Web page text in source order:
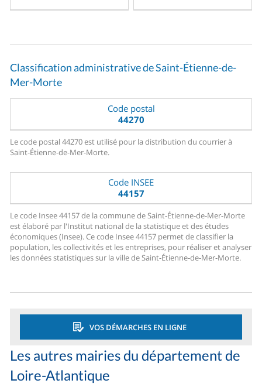
Classification administrative de Saint-Étienne-de-
Mer-Morte
Code postal
44270
Le code postal 44270 est utilisé pour la distribution du courrier à
Saint-Étienne-de-Mer-Morte.
Code INSEE
44157
Le code Insee 44157 de la commune de Saint-Étienne-de-Mer-Morte
est élaboré par l'Institut national de la statistique et des études
économiques (Insee). Ce code Insee 44157 permet de classifier la
population, les collectivités et les entreprises, pour réaliser et analyser
les données statistiques sur la ville de Saint-Étienne-de-Mer-Morte.
VOS DÉMARCHES EN LIGNE
Les autres mairies du département de
Loire-Atlantique